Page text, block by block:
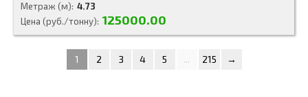
Метраж (м) 4.73
Цена (руб./тонну) 125000.00
1 2 3 4 5 ... 215 →